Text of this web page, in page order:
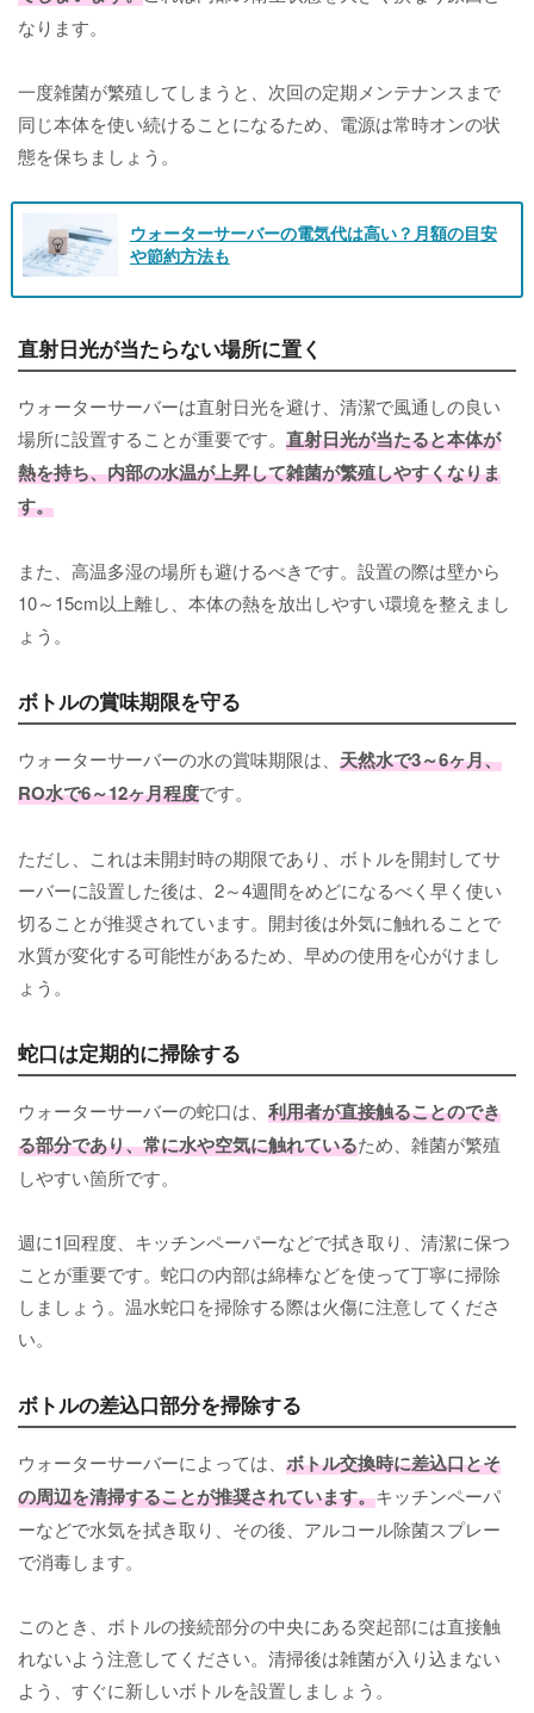
なります。
一度雑菌が繁殖してしまうと、次回の定期メンテナンスまで
同じ本体を使い続けることになるため、電源は常時オンの状
態を保ちましょう。
ウォーターサーバーの電気代は高い？月額の目安
や節約方法も
直射日光が当たらない場所に置く
ウォーターサーバーは直射日光を避け、清潔で風通しの良い
場所に設置することが重要です。 直射日光が当たると本体が
熱を持ち、内部の水温が上昇して雑菌が繁殖しやすくなりま
す。
また、高温多湿の場所も避けるべきです。設置の際は壁から
10～15cm以上離し、本体の熱を放出しやすい環境を整えまし
ょう。
ボトルの賞味期限を守る
ウォーターサーバーの水の賞味期限は、 天然水で3～6ヶ月、
RO水で6～12ヶ月程度です。
ただし、これは未開封時の期限であり、ボトルを開封してサ
ーバーに設置した後は、2～4週間をめどになるべく早く使い
切ることが推奨されています。開封後は外気に触れることで
水質が変化する可能性があるため、早めの使用を心がけまし
ょう。
蛇口は定期的に掃除する
ウォーターサーバーの蛇口は、 利用者が直接触ることのでき
る部分であり、常に水や空気に触れているため、雑菌が繁殖
しやすい箇所です。
週に1回程度、キッチンペーパーなどで拭き取り、清潔に保つ
ことが重要です。蛇口の内部は綿棒などを使って丁寧に掃除
しましょう。温水蛇口を掃除する際は火傷に注意してくださ
い。
ボトルの差込口部分を掃除する
ウォーターサーバーによっては、 ボトル交換時に差込口とそ
の周辺を清掃することが推奨されています。キッチンペーパ
ーなどで水気を拭き取り、その後、アルコール除菌スプレー
で消毒します。
このとき、ボトルの接続部分の中央にある突起部には直接触
れないよう注意してください。清掃後は雑菌が入り込まない
よう、すぐに新しいボトルを設置しましょう。